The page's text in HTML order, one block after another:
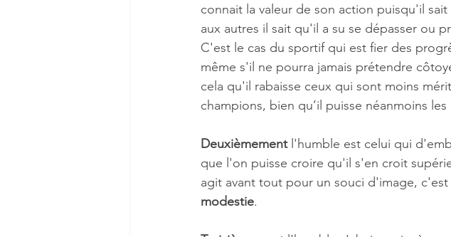
connait la valeur de son action puisqu'il
aux autres il sait qu'il a su se dépasser ou
C'est le cas du sportif qui est fier des
même s'il ne pourra jamais prétendre
cela qu'il rabaisse ceux qui sont moins
champions, bien qu’il puisse néanmoins les
Deuxièmement l'humble est celui qui
que l'on puisse croire qu'il s'en croit
agit avant tout pour un souci d'image,
modestie.